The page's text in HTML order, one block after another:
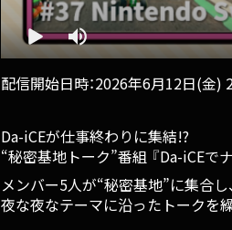
配信開始日時：2026年6月12日(金)
Da-iCEが仕事終わりに集結!?
“秘密基地トーク”番組 『Da-iCEで
メンバー5人が“秘密基地”に集合し、
夜な夜なテーマに沿ったトークを